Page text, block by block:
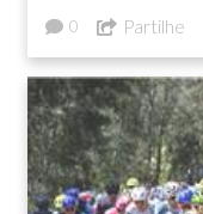
0 Partilhe